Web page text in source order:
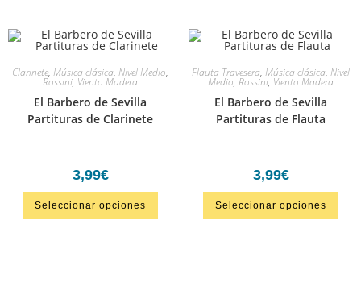
Clarinete, Música clásica, Nivel Medio,
Rossini, Viento Madera
El Barbero de Sevilla
Partituras de Clarinete
3,99€
Seleccionar opciones
Flauta Travesera, Música clásica, Nivel
Medio, Rossini, Viento Madera
El Barbero de Sevilla
Partituras de Flauta
3,99€
Seleccionar opciones